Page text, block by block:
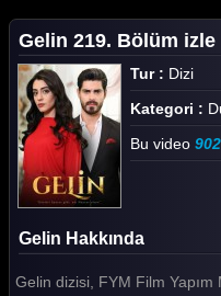
Gelin 214. Bölüm
Gelin 213. Bölüm
Gelin 212. Bölüm
Gelin 211. Bölüm
Gelin 210. Bölüm
Gelin 209. Bölüm
Gelin 208. Bölüm
Gelin 219. Bölüm izle
Tur : Dizi
Kategori :
Bu video 902
Gelin Hakkında
Gelin dizisi, FYM Film